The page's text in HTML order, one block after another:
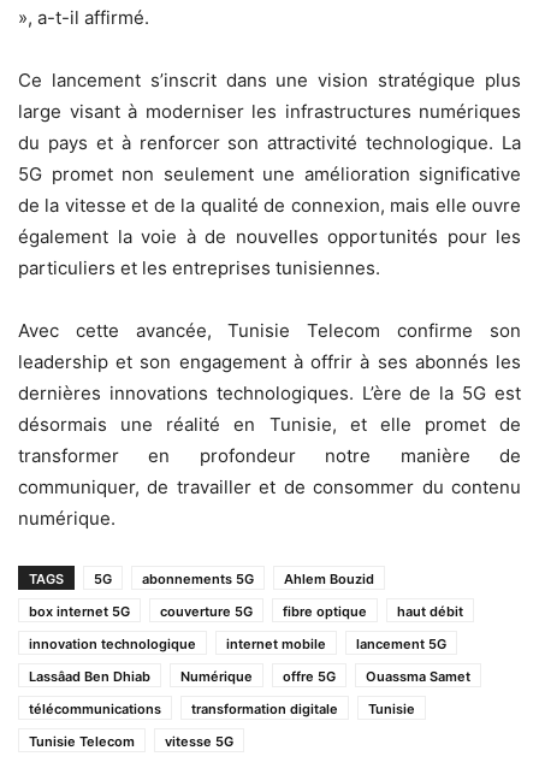
», a-t-il affirmé.
Ce lancement s’inscrit dans une vision stratégique plus
large visant à moderniser les infrastructures numériques
du pays et à renforcer son attractivité technologique. La
5G promet non seulement une amélioration significative
de la vitesse et de la qualité de connexion, mais elle ouvre
également la voie à de nouvelles opportunités pour les
particuliers et les entreprises tunisiennes.
Avec cette avancée, Tunisie Telecom confirme son
leadership et son engagement à offrir à ses abonnés les
dernières innovations technologiques. L’ère de la 5G est
désormais une réalité en Tunisie, et elle promet de
transformer en profondeur notre manière de
communiquer, de travailler et de consommer du contenu
numérique.
TAGS 5G abonnements 5G
Ahlem Bouzid
box internet 5G
couverture 5G fibre optique
haut débit
innovation technologique
internet mobile
lancement 5G
Lassâad Ben Dhiab
Numérique offre 5G
Ouassma Samet
télécommunications
transformation digitale
Tunisie
Tunisie Telecom
vitesse 5G